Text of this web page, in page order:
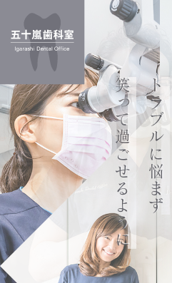
トラブルに悩まず
笑って過ごせるようにデジタル技術を駆使した
精度の高い歯科治療で
「安心」と「信頼」を